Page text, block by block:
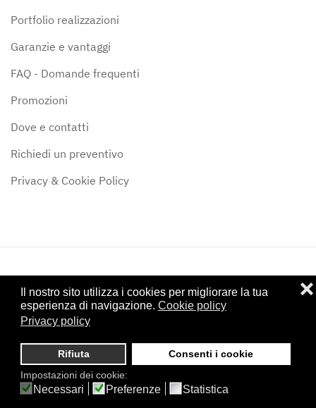
Il nostro sito utilizza i cookies per migliorare la tua
esperienza di navigazione. Cookie policy
Privacy policy
Rifiuta Consenti i cookie
❌
Impostazioni dei cookie:
Necessari Preferenze Statistica
Portfolio realizzazioni
Garanzie e vantaggi
FAQ - Domande frequenti
Promozioni
Dove e contatti
Richiedi un preventivo
Privacy & Cookie Policy
©2024Stufe & Camini Siena di Alessandro Forte - P.IVA:
01122950528 - Iscritta al CCIAA di Siena: SI - 122307